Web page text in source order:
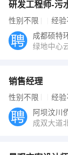
研发工程师-污
性别不限 经验
成都硕特
绿地中心
销售经理
性别不限 经验
阿坝汶川
成双大道